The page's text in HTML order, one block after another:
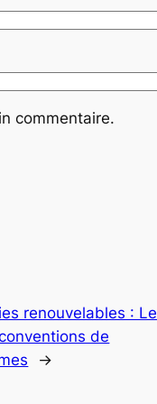
commentaire.
renouvelables : Le
de
→